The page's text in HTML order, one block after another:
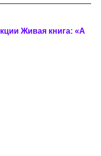
Живая книга: «А